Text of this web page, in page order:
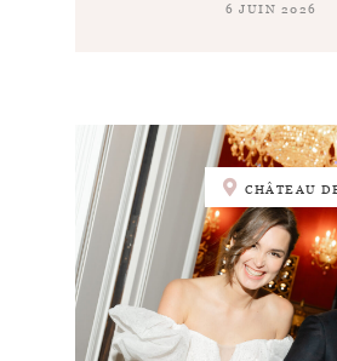
6 JUIN 2026
CHÂTEAU